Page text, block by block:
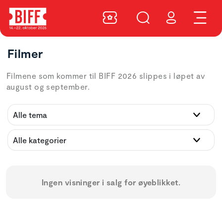
Filmer
Filmene som kommer til BIFF 2026 slippes i løpet av
august og september.
Ingen visninger i salg for øyeblikket.